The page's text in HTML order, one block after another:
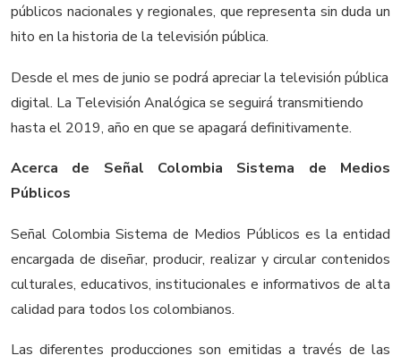
públicos nacionales y regionales, que representa sin duda un
hito en la historia de la televisión pública.
Desde el mes de junio se podrá apreciar la televisión pública
digital. La Televisión Analógica se seguirá transmitiendo
hasta el 2019, año en que se apagará definitivamente.
Acerca de Señal Colombia Sistema de Medios
Públicos
Señal Colombia Sistema de Medios Públicos es la entidad
encargada de diseñar, producir, realizar y circular contenidos
culturales, educativos, institucionales e informativos de alta
calidad para todos los colombianos.
Las diferentes producciones son emitidas a través de las